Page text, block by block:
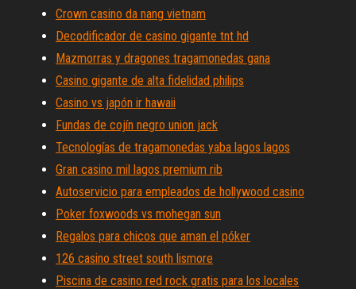
Crown casino da nang vietnam
Decodificador de casino gigante tnt hd
Mazmorras y dragones tragamonedas gana
Casino gigante de alta fidelidad philips
Casino vs japón ir hawaii
Fundas de cojín negro union jack
Tecnologías de tragamonedas yaba lagos lagos
Gran casino mil lagos premium rib
Autoservicio para empleados de hollywood casino
Poker foxwoods vs mohegan sun
Regalos para chicos que aman el póker
126 casino street south lismore
Piscina de casino red rock gratis para los locales